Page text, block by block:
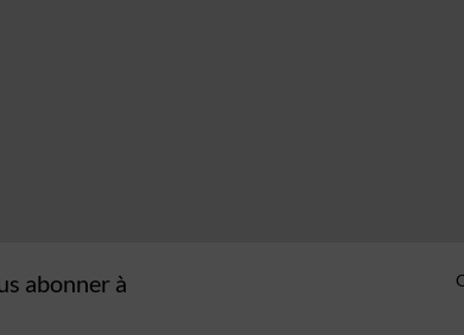
abonner à